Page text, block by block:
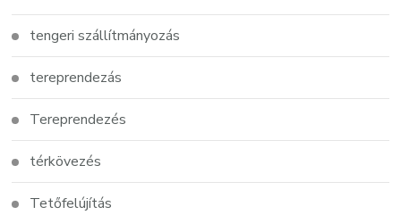
tengeri szállítmányozás
tereprendezás
Tereprendezés
térkövezés
Tetőfelújítás